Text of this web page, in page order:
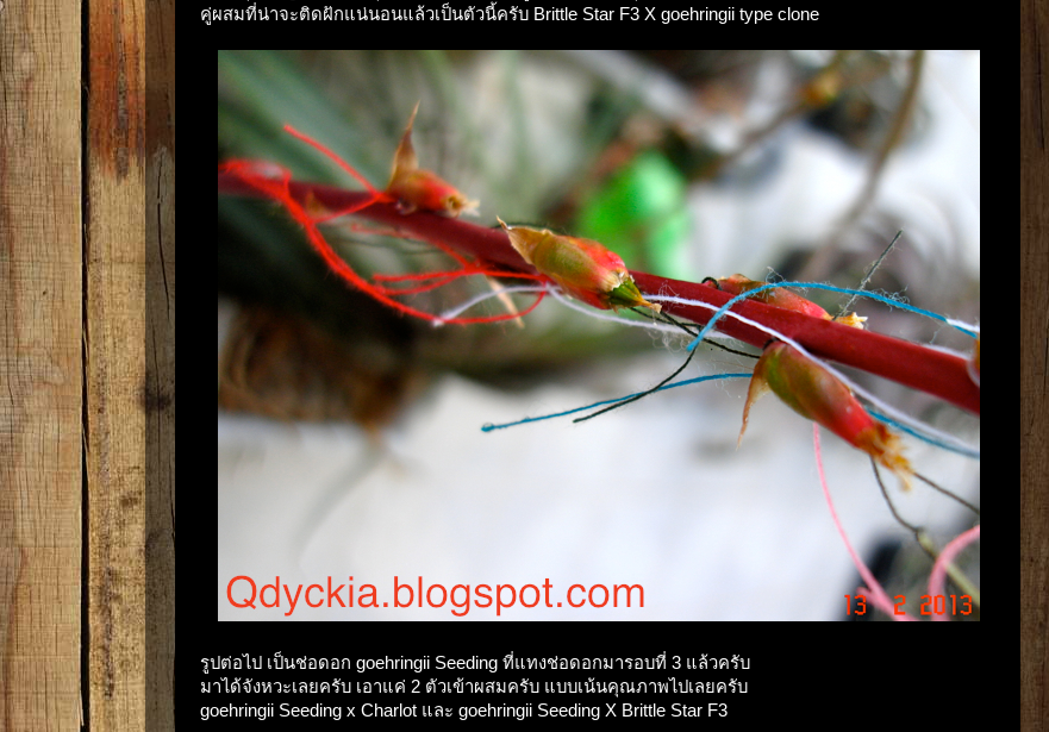
คู่ผสมที่น่าจะติดฝักแน่นอนแล้วเป็นตัวนี้ครับ Brittle Star F3 X goehringii type clone
รูปต่อไป เป็นช่อดอก goehringii Seeding ที่แทงช่อดอกมารอบที่ 3 แล้วครับ
มาได้จังหวะเลยครับ เอาแค่ 2 ตัวเข้าผสมครับ แบบเน้นคุณภาพไปเลยครับ
goehringii Seeding x Charlot และ goehringii Seeding X Brittle Star F3